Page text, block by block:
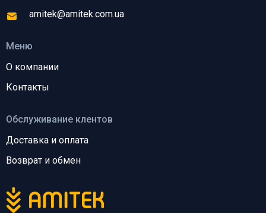
Обслуживание клентов
Доставка и оплата
Возврат и обмен
Меню
О компании
Контакты
amitek@amitek.com.ua